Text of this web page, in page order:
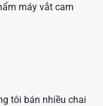
máy vắt cam
tôi bán nhiều chai